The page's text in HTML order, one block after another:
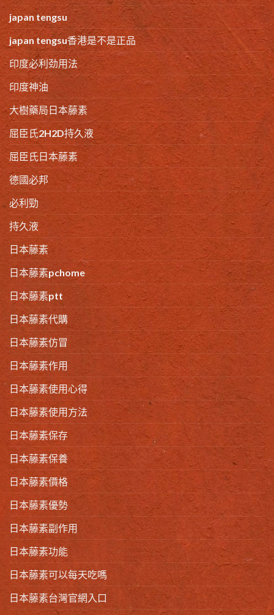
japan tengsu
japan tengsu香港是不是正品
印度必利劲用法
印度神油
大樹藥局日本藤素
屈臣氏2H2D持久液
屈臣氏日本藤素
德國必邦
必利勁
持久液
日本藤素
日本藤素pchome
日本藤素ptt
日本藤素代購
日本藤素仿冒
日本藤素作用
日本藤素使用心得
日本藤素使用方法
日本藤素保存
日本藤素保養
日本藤素價格
日本藤素優勢
日本藤素副作用
日本藤素功能
日本藤素可以每天吃嗎
日本藤素台灣官網入口